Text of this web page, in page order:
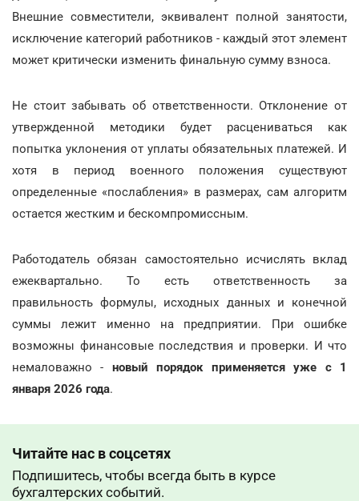
Внешние совместители, эквивалент полной занятости,
исключение категорий работников - каждый этот элемент
может критически изменить финальную сумму взноса.
Не стоит забывать об ответственности. Отклонение от
утвержденной методики будет расцениваться как
попытка уклонения от уплаты обязательных платежей. И
хотя в период военного положения существуют
определенные «послабления» в размерах, сам алгоритм
остается жестким и бескомпромиссным.
Работодатель обязан самостоятельно исчислять вклад
ежеквартально. То есть ответственность за
правильность формулы, исходных данных и конечной
суммы лежит именно на предприятии. При ошибке
возможны финансовые последствия и проверки. И что
немаловажно - новый порядок применяется уже с 1
января 2026 года.
Читайте нас в соцсетях
Подпишитесь, чтобы всегда быть в курсе
бухгалтерских событий.